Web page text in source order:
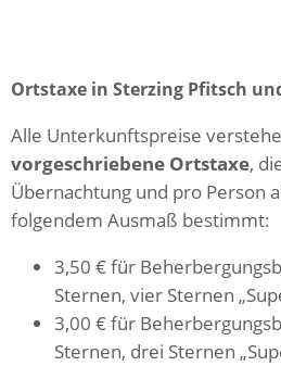
Ortstaxe in Sterzing Pfitsch
Alle Unterkunftspreise
vorgeschriebene Ortstaxe,
Übernachtung und pro Person
folgendem Ausmaß bestimmt:
3,50 € für
Sternen, vier Sternen
3,00 € für
Sternen, drei Sternen